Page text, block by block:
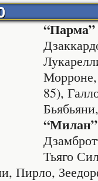
85),
Тьяго
Пирло,